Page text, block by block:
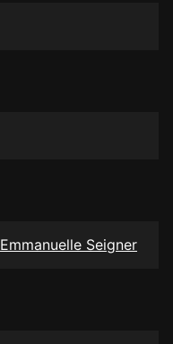
Emmanuelle Seigner